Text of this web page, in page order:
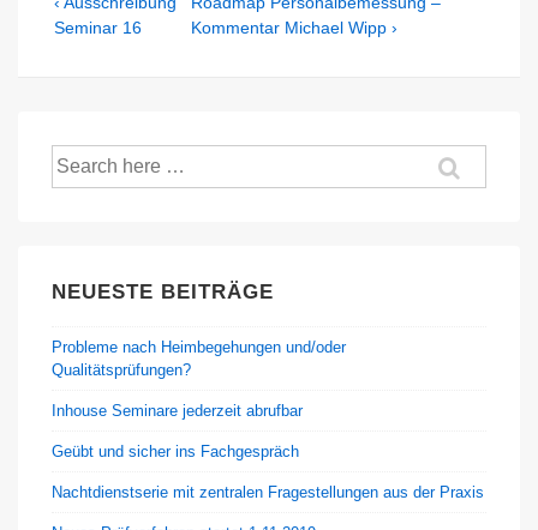
Beitragsnavigation
Post
Seminar 16
Post
Kommentar Michael Wipp ›
Suche
nach:
NEUESTE BEITRÄGE
Probleme nach Heimbegehungen und/oder
Qualitätsprüfungen?
Inhouse Seminare jederzeit abrufbar
Geübt und sicher ins Fachgespräch
Nachtdienstserie mit zentralen Fragestellungen aus der Praxis